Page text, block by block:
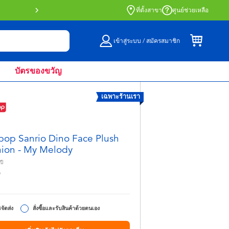
สั่งซื้อออนไลน์และรับที่หน้าร้านด้วย Click
ที่ตั้งสาขา ศูนย์ช่วยเหลือ
เข้าสู่ระบบ / สมัครสมาชิก
บัตรของขวัญ
เฉพาะร้านเรา
Sanrio Dino Face Plush
- My Melody
ปี
ดส่ง สั่งซื้อและรับสินค้าด้วยตนเอง